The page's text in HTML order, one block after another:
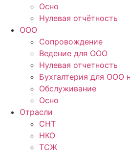
Осно
Нулевая отчётность
ООО
Сопровождение
Ведение для ООО
Нулевая отчетность
Бухгалтерия для ООО
Обслуживание
Осно
Отрасли
СНТ
НКО
ТСЖ